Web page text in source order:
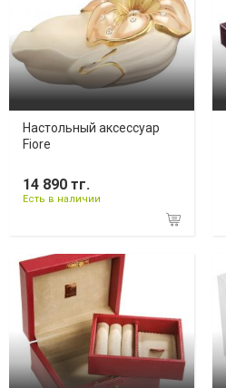
Настольный аксессуар
Fiore
14 890 тг.
Есть в наличии